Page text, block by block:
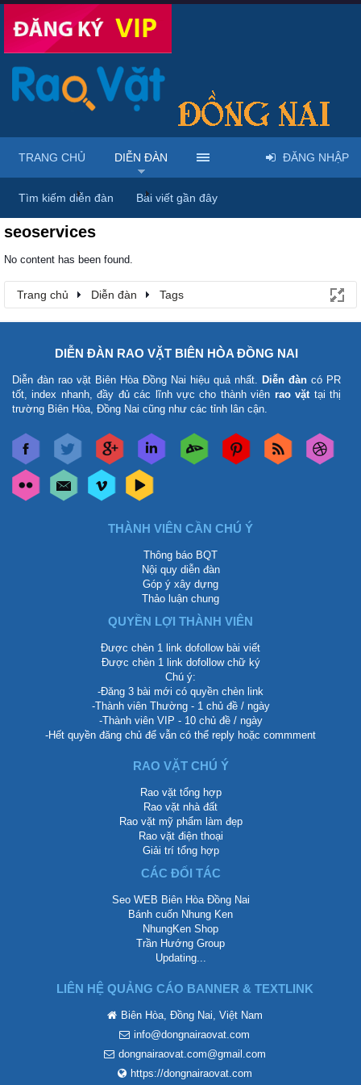
Trang chủ Diễn đàn Tags
seoservices
No content has been found.
Trang chủ Diễn đàn Tags
TRANG CHỦ DIỄN ĐÀN
Tìm kiếm diễn đàn Bài viết gần đây
ĐĂNG NHẬP
DIỄN ĐÀN RAO VẶT BIÊN HÒA ĐỒNG NAI
Diễn đàn rao vặt Biên Hòa Đồng Nai hiệu quả nhất. Diễn đàn có PR
tốt, index nhanh, đầy đủ các lĩnh vực cho thành viên rao vặttại thị
trường Biên Hòa, Đồng Nai cũng như các tỉnh lân cận.
THÀNH VIÊN CẦN CHÚ Ý
Thông báo BQT
Nội quy diễn đàn
Góp ý xây dựng
Thảo luận chung
QUYỀN LỢI THÀNH VIÊN
Được chèn 1 link dofollow bài viết
Được chèn 1 link dofollow chữ ký
Chú ý:
-Đăng 3 bài mới có quyền chèn link
-Thành viên Thường - 1 chủ đề / ngày
-Thành viên VIP - 10 chủ đề / ngày
-Hết quyền đăng chủ để vẫn có thể reply hoặc commment
RAO VẶT CHÚ Ý
Rao vặt tổng hợp
Rao vặt nhà đất
Rao vặt mỹ phẩm làm đẹp
Rao vặt điện thoại
Giải trí tổng hợp
CÁC ĐỐI TÁC
Seo WEB Biên Hòa Đồng Nai
Bánh cuốn Nhung Ken
NhungKen Shop
Trần Hướng Group
Updating...
LIÊN HỆ QUẢNG CÁO BANNER & TEXTLINK
Biên Hòa, Đồng Nai, Việt Nam
info@dongnairaovat.com
dongnairaovat.com@gmail.com
https://dongnairaovat.com